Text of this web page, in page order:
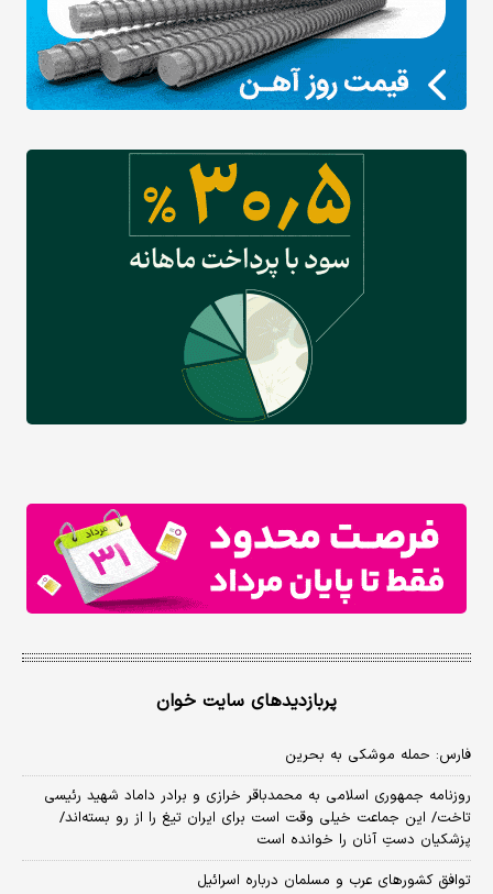
پربازدیدهای سایت خوان
فارس: حمله موشکی به بحرین
روزنامه جمهوری اسلامی به محمدباقر خرازی و برادر داماد شهید رئیسی
تاخت/ این جماعت خیلی وقت است برای ایران تیغ را از رو بسته‌اند/
پزشکیان دستِ آنان را خوانده است
توافق کشورهای عرب و مسلمان درباره اسرائیل